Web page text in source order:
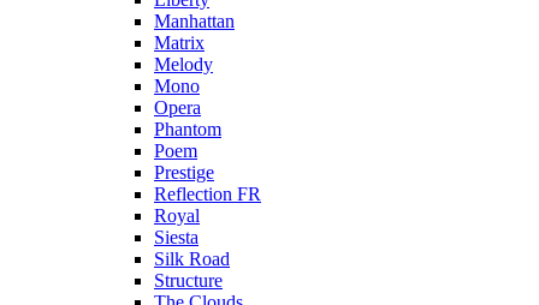
Manhattan
Matrix
Melody
Mono
Opera
Phantom
Poem
Prestige
Reflection FR
Royal
Siesta
Silk Road
Structure